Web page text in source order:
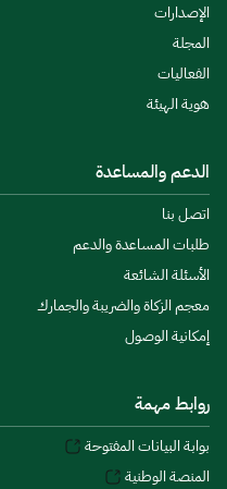
الإصدارات
المجلة
الفعاليات
هوية الهيئة
الدعم والمساعدة
اتصل بنا
طلبات المساعدة والدعم
الأسئلة الشائعة
معجم الزكاة والضريبة والجمارك
إمكانية الوصول
روابط مهمة
بوابة البيانات المفتوحة
المنصة الوطنية